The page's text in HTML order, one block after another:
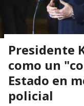
Presidente
como un
Estado en
policial